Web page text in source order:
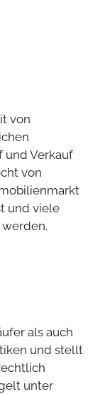
von
und Verkauf
von
und viele
als auch
und stellt
unter